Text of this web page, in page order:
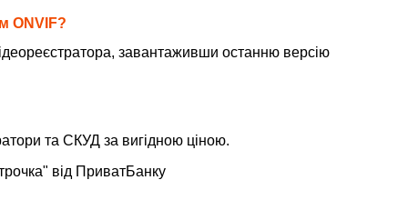
ONVIF?
завантаживши останню версію
та СКУД за вигідною ціною.
від ПриватБанку